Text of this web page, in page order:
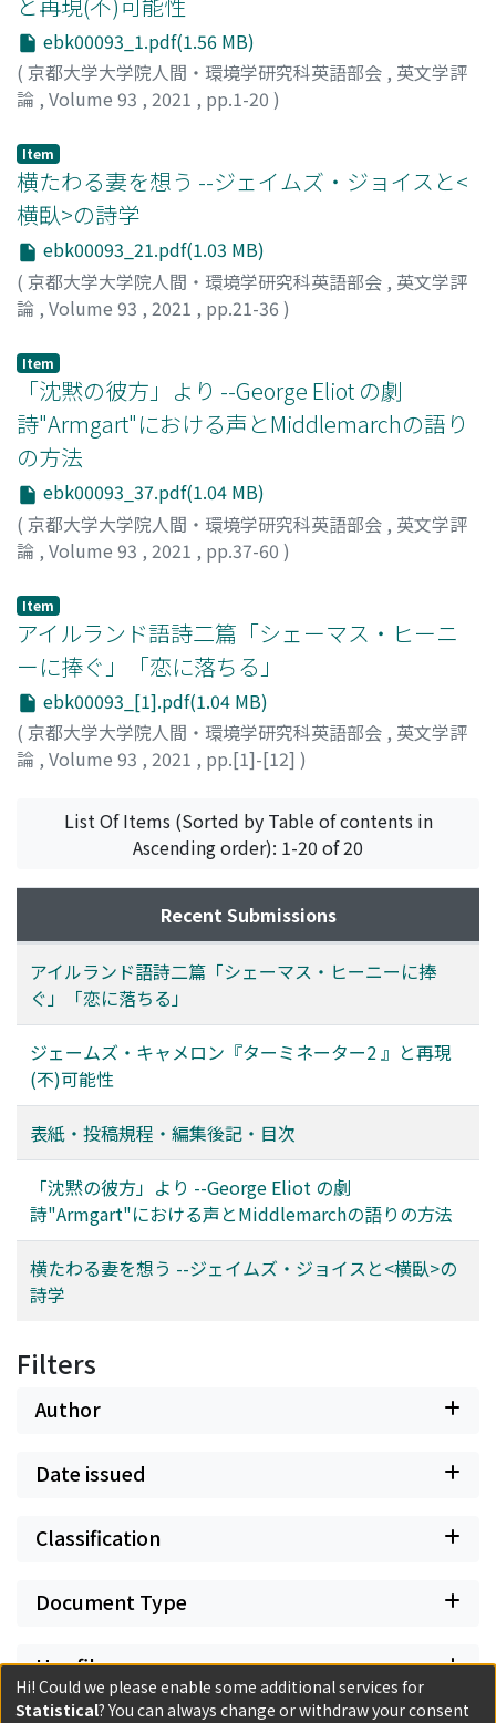
ebk00093_1.pdf(1.56 MB)
( 京都大学大学院人間・環境学研究科英語部会 , 英文学評
論 , Volume 93 , 2021 , pp.1-20 )
Item
横たわる妻を想う --ジェイムズ・ジョイスと<
横臥>の詩学
ebk00093_21.pdf(1.03 MB)
( 京都大学大学院人間・環境学研究科英語部会 , 英文学評
論 , Volume 93 , 2021 , pp.21-36 )
Item
「沈黙の彼方」より --George Eliot の劇
詩"Armgart"における声とMiddlemarchの語り
の方法
ebk00093_37.pdf(1.04 MB)
( 京都大学大学院人間・環境学研究科英語部会 , 英文学評
論 , Volume 93 , 2021 , pp.37-60 )
Item
アイルランド語詩二篇「シェーマス・ヒーニ
ーに捧ぐ」「恋に落ちる」
ebk00093_[1].pdf(1.04 MB)
( 京都大学大学院人間・環境学研究科英語部会 , 英文学評
論 , Volume 93 , 2021 , pp.[1]-[12] )
Dhomhnaill, Nuala ;イケダ, ヒロコ;ニゴーノル, ヌーラ
List Of Items (Sorted by Table of contents in
Ascending order): 1-20 of 20
Recent Submissions
アイルランド語詩二篇「シェーマス・ヒーニーに捧
ぐ」「恋に落ちる」
ジェームズ・キャメロン『ターミネーター2 』と再現
(不)可能性
表紙・投稿規程・編集後記・目次
「沈黙の彼方」より --George Eliot の劇
詩"Armgart"における声とMiddlemarchの語りの方法
横たわる妻を想う --ジェイムズ・ジョイスと<横臥>の
詩学
Filters
Author
Date issued
Classification
Document Type
Has files
Hi! Could we please enable some additional services for
Statistical? You can always change or withdraw your consent